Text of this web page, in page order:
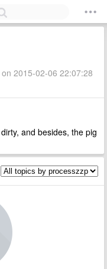
2015-02-06 22:07:28
and besides, the pig